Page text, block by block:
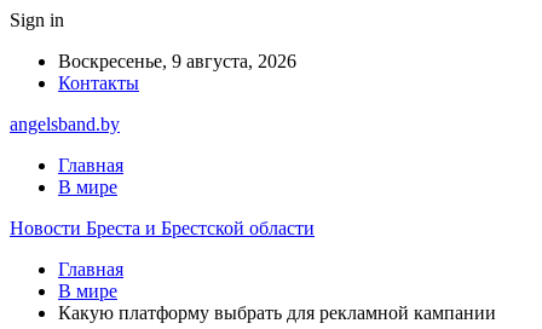
Sign in
Воскресенье, 9 августа, 2026
Контакты
angelsband.by
Главная
В мире
Новости Бреста и Брестской области
Главная
В мире
Какую платформу выбрать для рекламной кампании